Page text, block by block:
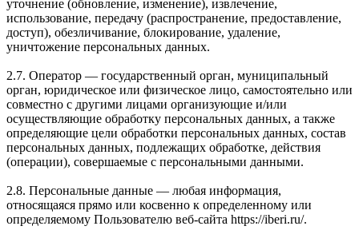
уточнение (обновление, изменение), извлечение,
использование, передачу (распространение, предоставление,
доступ), обезличивание, блокирование, удаление,
уничтожение персональных данных.
2.7. Оператор — государственный орган, муниципальный
орган, юридическое или физическое лицо, самостоятельно или
совместно с другими лицами организующие и/или
осуществляющие обработку персональных данных, а также
определяющие цели обработки персональных данных, состав
персональных данных, подлежащих обработке, действия
(операции), совершаемые с персональными данными.
2.8. Персональные данные — любая информация,
относящаяся прямо или косвенно к определенному или
определяемому Пользователю веб-сайта https://iberi.ru/.